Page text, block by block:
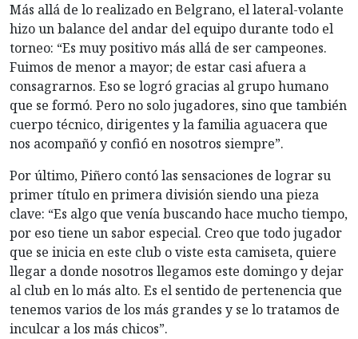
Más allá de lo realizado en Belgrano, el lateral-volante
hizo un balance del andar del equipo durante todo el
torneo: “Es muy positivo más allá de ser campeones.
Fuimos de menor a mayor; de estar casi afuera a
consagrarnos. Eso se logró gracias al grupo humano
que se formó. Pero no solo jugadores, sino que también
cuerpo técnico, dirigentes y la familia aguacera que
nos acompañó y confió en nosotros siempre”.
Por último, Piñero contó las sensaciones de lograr su
primer título en primera división siendo una pieza
clave: “Es algo que venía buscando hace mucho tiempo,
por eso tiene un sabor especial. Creo que todo jugador
que se inicia en este club o viste esta camiseta, quiere
llegar a donde nosotros llegamos este domingo y dejar
al club en lo más alto. Es el sentido de pertenencia que
tenemos varios de los más grandes y se lo tratamos de
inculcar a los más chicos”.